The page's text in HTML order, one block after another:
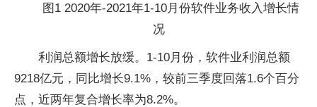
图1 2020年-2021年1-10月份软件业务收入增长情
况
利润总额增长放缓。1-10月份，软件业利润总额
9218亿元，同比增长9.1%，较前三季度回落1.6个百分
点，近两年复合增长率为8.2%。